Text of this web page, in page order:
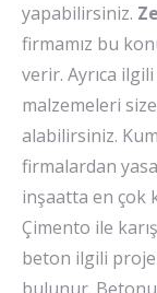
yapabilirsiniz.
firmamız bu
verir. Ayrıca
malzemeleri
alabilirsiniz.
firmalardan
inşaatta en çok
Çimento ile
beton ilgili